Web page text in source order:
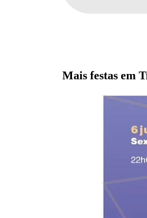
Mais festas em